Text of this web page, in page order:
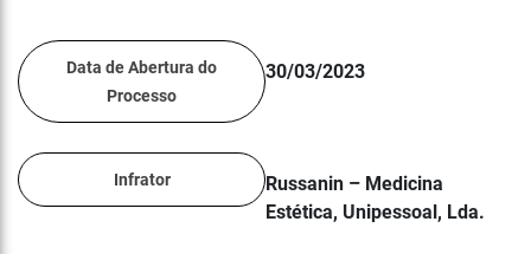
Data de Abertura do
Processo
30/03/2023
Infrator
Russanin – Medicina
Estética, Unipessoal, Lda.